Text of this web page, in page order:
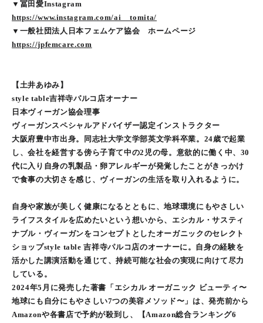
▼冨田愛Instagram
https://www.instagram.com/ai__tomita/
▼一般社団法人日本フェムケア協会 ホームページ
https://jpfemcare.com
【土井あゆみ】
style table吉祥寺パルコ店オーナー
日本ヴィーガン協会理事
ヴィーガンスペシャルアドバイザー認定インストラクター
大阪府豊中市出身。同志社大学文学部英文学科卒業。24歳で起業
し、会社を経営する傍ら子育て中の2児の母。意欲的に働く中、30
代に入り自身の乳製品・卵アレルギーが発覚したことがきっかけ
で食事の大切さを感じ、ヴィーガンの生活を取り入れるように。
自身や家族が美しく健康になるとともに、地球環境にもやさしい
ライフスタイルを広めたいという想いから、エシカル・サスティ
ナブル・ヴィーガンをコンセプトとしたオーガニックのセレクト
ショップstyle table 吉祥寺パルコ店のオーナーに。自身の経験を
活かした講演活動を通じて、持続可能な社会の実現に向けて尽力
している。
2024年5月に発売した著書「エシカル オーガニック ビューティ〜
地球にも自分にもやさしい7つの美容メソッド〜」は、発売前から
Amazonや各書店で予約が殺到し、【Amazon総合ランキング6